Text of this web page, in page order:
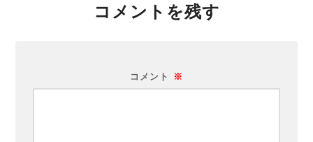
コメントを残す
コメント ※